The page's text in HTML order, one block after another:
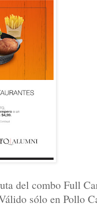
del combo Full
sólo en Pollo